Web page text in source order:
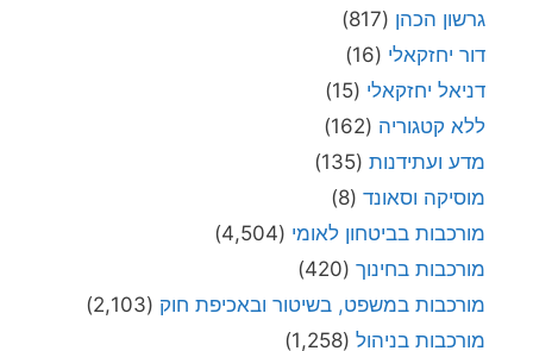
גרשון הכהן (817)
דור יחזקאלי (16)
דניאל יחזקאלי (15)
ללא קטגוריה (162)
מדע ועתידנות (135)
מוסיקה וסאונד (8)
מורכבות בביטחון לאומי (4,504)
מורכבות בחינוך (420)
מורכבות במשפט, בשיטור ובאכיפת חוק (2,103)
מורכבות בניהול (1,258)